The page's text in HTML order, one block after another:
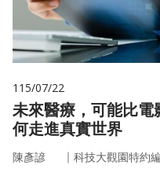
115/07/22
未來醫療，可能比電
何走進真實世界
陳彥諺 ｜ 科技大觀園特約